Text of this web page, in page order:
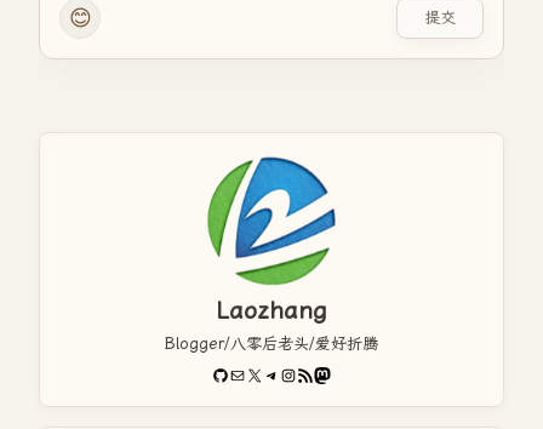
😊 提交
Laozhang
Blogger/八零后老头/爱好折腾
GitHub
电子邮件X Telegram
Instagram
RSS FeedMastodon